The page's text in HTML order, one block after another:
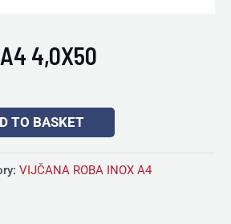
4,0X50
TO BASKET
VIJČANA ROBA INOX A4